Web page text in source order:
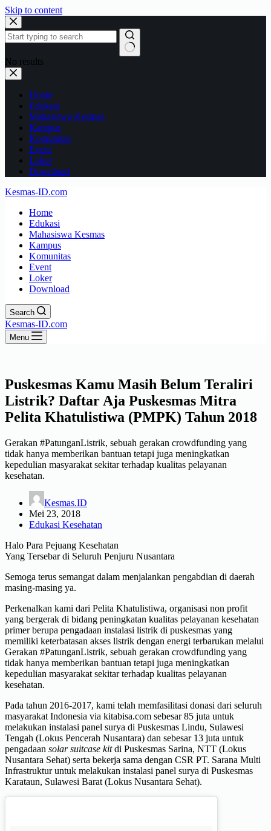
Skip to content
No results
Home
Edukasi
Mahasiswa Kesmas
Kampus
Komunitas
Event
Loker
Download
Kesmas-ID.com
Home
Edukasi
Mahasiswa Kesmas
Kampus
Komunitas
Event
Loker
Download
Search
Kesmas-ID.com
Menu
Puskesmas Kamu Masih Belum Teraliri
Listrik? Daftar Aja Puskesmas Mitra
Pelita Khatulistiwa (PMPK) Tahun 2018
Gerakan #PatunganListrik, sebuah gerakan crowdfunding yang
tidak hanya memberikan bantuan tetapi juga meningkatkan
kepedulian masyarakat sekitar terhadap kualitas pelayanan
kesehatan.
Kesmas.ID
Mei 23, 2018
Edukasi Kesehatan
Halo Para Pejuang Kesehatan
Yang Tersebar di Seluruh Penjuru Nusantara
Semoga terus semangat dalam menjalankan pengabdian di daerah
masing-masing ya.
Perkenalkan kami dari Pelita Khatulistiwa, organisasi non profit
yang bergerak di bidang peningkatan kualitas pelayanan kesehatan
primer berupa pengadaan instalasi listrik di puskesmas yang
memiliki keterbatasan akses listrik dengan energi terbarukan melalui
Gerakan #PatunganListrik, sebuah gerakan crowdfunding yang
tidak hanya memberikan bantuan tetapi juga meningkatkan
kepedulian masyarakat sekitar terhadap kualitas pelayanan
kesehatan.
Pada tahun 2016-2017, kami telah memfasilitasi donasi dari seluruh
masyarakat Indonesia via kitabisa.com sebesar 85 juta untuk
melakukan instalasi panel surya di Puskesmas Lindu, Sulawesi
Tengah (Lokus Pencerah Nusantara) dan sebesar 13 juta untuk
pengadaan solar suitcase kitdi Puskesmas Sarina, NTT (Lokus
Nusantara Sehat) serta bekerja sama dengan CSR PT. Sarana Multi
Infrastruktur untuk melakukan instalasi panel surya di Puskesmas
Karataun, Sulawesi Barat (Lokus Nusantara Sehat).